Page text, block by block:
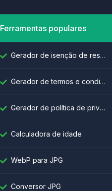
Ferramentas populares
Gerador de isenção de responsabilidade
Gerador de termos e condições
Gerador de política de privacidade
Calculadora de idade
WebP para JPG
Conversor JPG